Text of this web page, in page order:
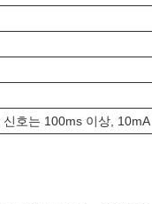
호는 100ms 이상,